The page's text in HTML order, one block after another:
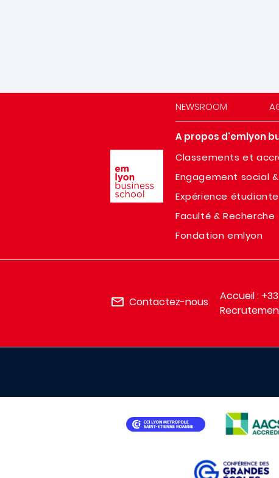
NEWSROOM
A propos d'emlyon
Classements et
Engagement social
Expérience étudiante
Faculté & Recherche
Fondation emlyon
Contactez-nous
Accueil :
IMAGE
IMAGE